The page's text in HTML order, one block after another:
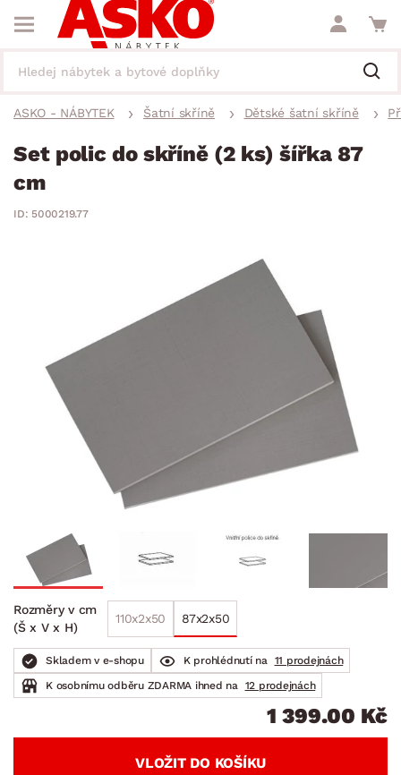
ASKO - NÁBYTEK Šatní skříně Dětské šatní skříně
Set polic do skříně (2 ks) šířka 87
cm
ID: 5000219.77
Rozměry v cm
(Š x V x H)
110x2x50 87x2x50
Skladem v e-shopu K prohlédnutí na
11 prodejnách
K osobnímu odběru ZDARMA ihned na
12 prodejnách
1 399.00 Kč
VLOŽIT DO KOŠÍKU